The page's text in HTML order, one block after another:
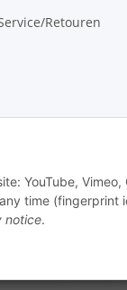
YouTube, Vimeo,
time (fingerprint
notice.
Retouren
contract